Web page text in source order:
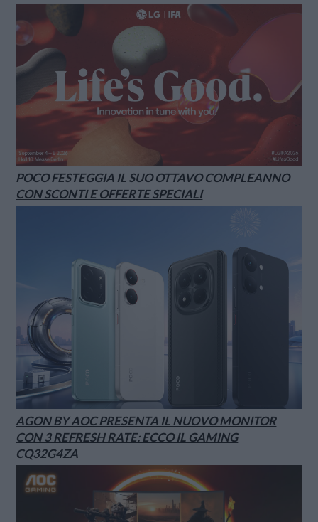
POCO FESTEGGIA IL SUO OTTAVO COMPLEANNO
CON SCONTI E OFFERTE SPECIALI
AGON BY AOC PRESENTA IL NUOVO MONITOR
CON 3 REFRESH RATE: ECCO IL GAMING
CQ32G4ZA